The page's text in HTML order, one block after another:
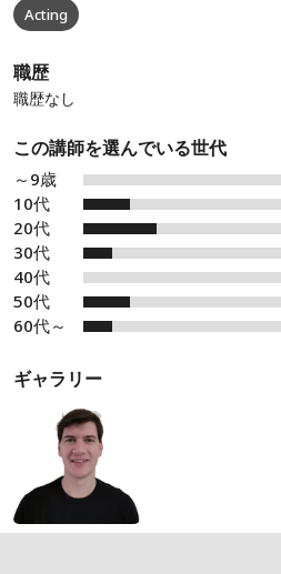
Acting
職歴
職歴なし
この講師を選んでいる世代
～9歳
10代
20代
30代
40代
50代
60代～
ギャラリー